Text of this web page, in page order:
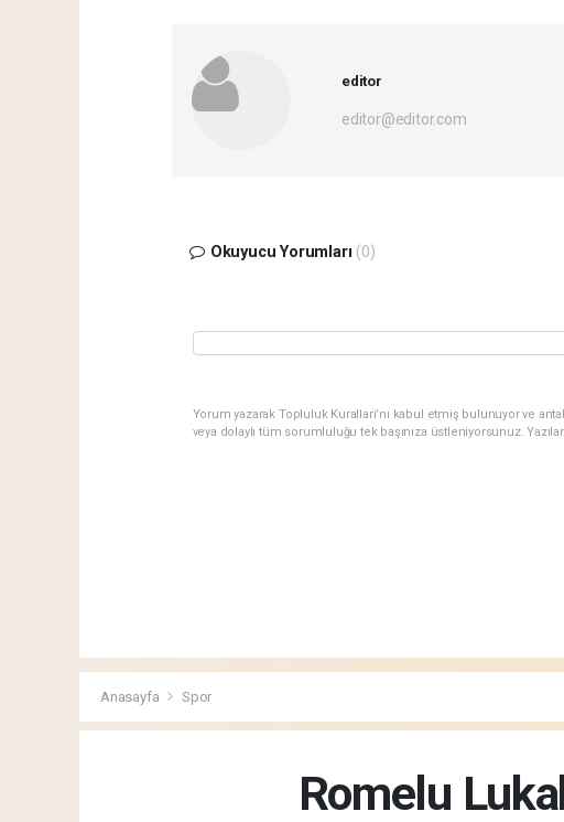
editor
editor@editor.com
Okuyucu Yorumları (0)
Yorum yazarak Topluluk Kuralları’nı kabul etmiş bulunuyor ve
veya dolaylı tüm sorumluluğu tek başınıza üstleniyorsunuz.
Anasayfa Spor
Romelu